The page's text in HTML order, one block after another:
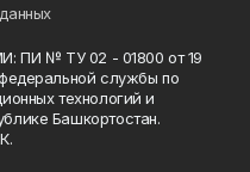
ПИ № ТУ 02 - 01800 от 19
службы по
технологий и
Башкортостан.